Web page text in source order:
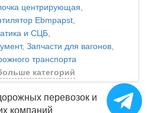
центрирующая,
Ebmpapst,
и СЦБ,
, Запчасти для вагонов,
транспорта
категорий
перевозок и
компаний